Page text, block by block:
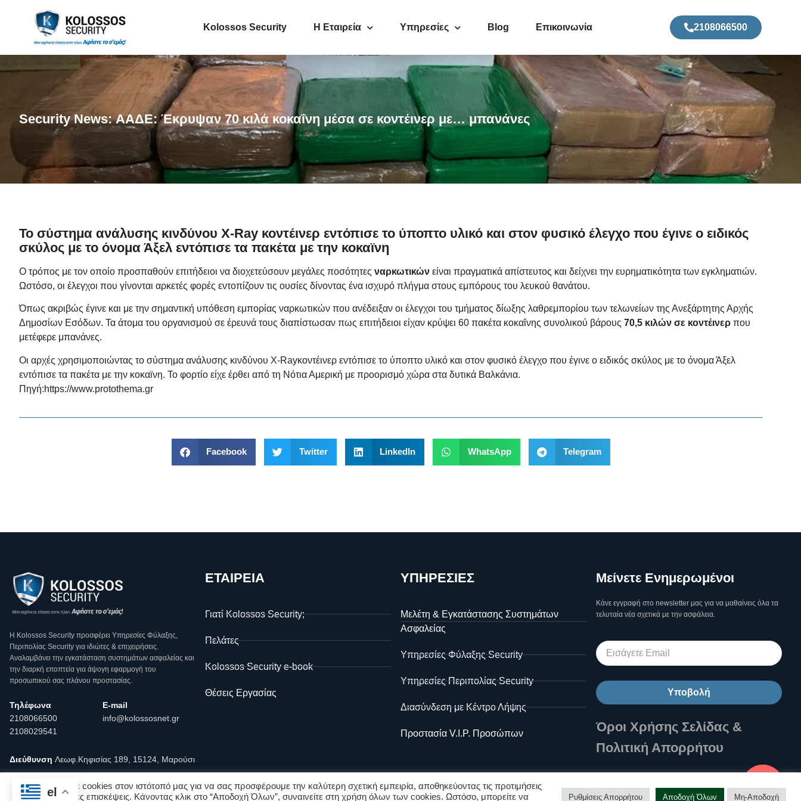
Kolossos Security Η Εταιρεία Υπηρεσίες Blog Επικοινωνία 2108066500
Security News: ΑΑΔΕ: Έκρυψαν 70 κιλά κοκαΐνη μέσα σε κοντέινερ με… μπανάνες
Το σύστημα ανάλυσης κινδύνου X-Ray κοντέινερ εντόπισε το ύποπτο υλικό και στον φυσικό έλεγχο που έγινε ο ειδικός
σκύλος με το όνομα Άξελ εντόπισε τα πακέτα με την κοκαϊνη
Ο τρόπος με τον οποίο προσπαθούν επιτήδειοι να διοχετεύσουν μεγάλες ποσότητες ναρκωτικών είναι πραγματικά απίστευτος και δείχνει την ευρηματικότητα των εγκληματιών.
Ωστόσο, οι έλεγχοι που γίνονται αρκετές φορές εντοπίζουν τις ουσίες δίνοντας ένα ισχυρό πλήγμα στους εμπόρους του λευκού θανάτου.
Όπως ακριβώς έγινε και με την σημαντική υπόθεση εμπορίας ναρκωτικών που ανέδειξαν οι έλεγχοι του τμήματος δίωξης λαθρεμπορίου των τελωνείων της Ανεξάρτητης Αρχής
Δημοσίων Εσόδων. Τα άτομα του οργανισμού σε έρευνά τους διαπίστωσαν πως επιτήδειοι είχαν κρύψει 60 πακέτα κοκαΐνης συνολικού βάρους 70,5 κιλών σε κοντέινερ που
μετέφερε μπανάνες.
Οι αρχές χρησιμοποιώντας το σύστημα ανάλυσης κινδύνου X-Rayκοντέινερ εντόπισε το ύποπτο υλικό και στον φυσικό έλεγχο που έγινε ο ειδικός σκύλος με το όνομα Άξελ
εντόπισε τα πακέτα με την κοκαϊνη. Το φορτίο είχε έρθει από τη Νότια Αμερική με προορισμό χώρα στα δυτικά Βαλκάνια.
Πηγή:https://www.protothema.gr
Facebook Twitter LinkedIn WhatsApp Telegram
Η Κοlossos Security προσφέρει Υπηρεσίες Φύλαξης,
Περιπολίας Security για ιδιώτες & επιχειρήσεις.
Αναλαμβάνει την εγκατάσταση συστημάτων ασφαλείας και
την διαρκή εποπτεία για άψογη εφαρμογή του
προσωπικού σας πλάνου προστασίας.
Τηλέφωνα
2108066500
2108029541
E-mail
info@kolossosnet.gr
Διεύθυνση Λεωφ.Κηφισίας 189, 15124, Μαρούσι
ΕΤΑΙΡΕΙΑ
Γιατί Kolossos Security;
Πελάτες
Kolossos Security e-book
Θέσεις Εργασίας
ΥΠΗΡΕΣΙΕΣ
Μελέτη & Εγκατάστασης Συστημάτων
Ασφαλείας
Υπηρεσίες Φύλαξης Security
Υπηρεσίες Περιπολίας Security
Διασύνδεση με Κέντρο Λήψης
Προστασία V.I.P. Προσώπων
Μείνετε Ενημερωμένοι
Κάνε εγγραφή στο newsletter μας για να μαθαίνεις όλα τα
τελυταία νέα σχετικά με την ασφάλεια.
Υποβολή
Όροι Χρήσης Σελίδας &
Πολιτική Απορρήτου
Χρησιμοποιούμε cookies στον ιστότοπό μας για να σας προσφέρουμε την καλύτερη σχετική εμπειρία, αποθηκεύοντας τις προτιμήσεις
σας για επόμενες επισκέψεις. Κάνοντας κλικ στο “Αποδοχή Όλων”, συναινείτε στη χρήση όλων των cookies. Ωστόσο, μπορείτε να
Ρυθμίσεις Απορρήτου Αποδοχή Όλων Μη-Αποδοχή
el
Επικοινωνήστε μαζί μας!